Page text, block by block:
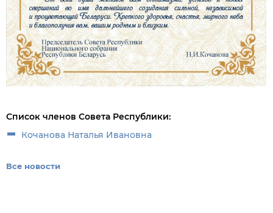
Список членов Совета Республики:
Кочанова Наталья Ивановна
Все новости